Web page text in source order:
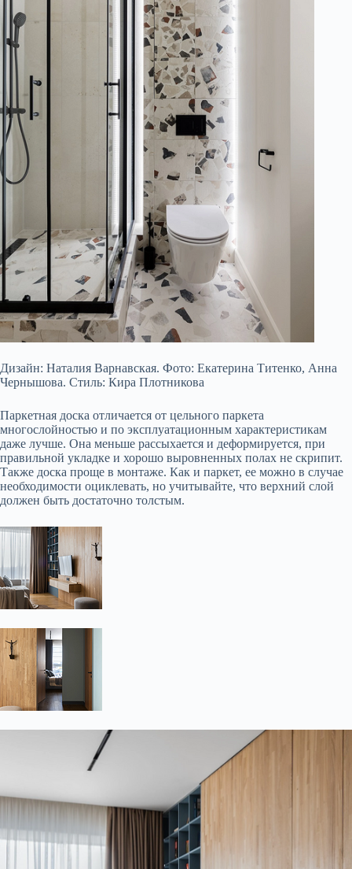
Дизайн: Наталия Варнавская. Фото: Екатерина Титенко, Анна
Чернышова. Стиль: Кира Плотникова
Паркетная доска отличается от цельного паркета
многослойностью и по эксплуатационным характеристикам
даже лучше. Она меньше рассыхается и деформируется, при
правильной укладке и хорошо выровненных полах не скрипит.
Также доска проще в монтаже. Как и паркет, ее можно в случае
необходимости оциклевать, но учитывайте, что верхний слой
должен быть достаточно толстым.